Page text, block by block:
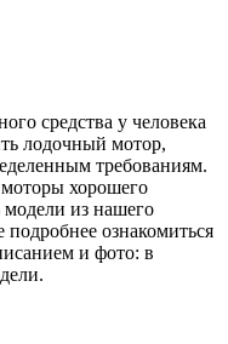
средства у человека
лодочный мотор,
требованиям.
хорошего
модели из нашего
подробнее ознакомиться
и фото: в